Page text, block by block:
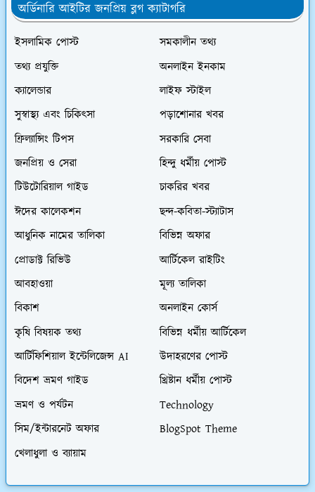
অর্ডিনারি আইটির জনপ্রিয় ব্লগ ক্যাটাগরি
ইসলামিক পোস্ট
সমকালীন তথ্য
তথ্য প্রযুক্তি
অনলাইন ইনকাম
ক্যালেন্ডার
লাইফ স্টাইল
সুস্বাস্থ্য এবং চিকিৎসা
পড়াশোনার খবর
ফ্রিল্যান্সিং টিপস
সরকারি সেবা
জনপ্রিয় ও সেরা
হিন্দু ধর্মীয় পোস্ট
টিউটোরিয়াল গাইড
চাকরির খবর
ঈদের কালেকশন
ছন্দ-কবিতা-স্ট্যাটাস
আধুনিক নামের তালিকা
বিভিন্ন অফার
প্রোডাক্ট রিভিউ
আর্টিকেল রাইটিং
আবহাওয়া
মূল্য তালিকা
বিকাশ
অনলাইন কোর্স
কৃষি বিষয়ক তথ্য
বিভিন্ন ধর্মীয় আর্টিকেল
আর্টিফিশিয়াল ইন্টেলিজেন্স AI
উদাহরণের পোস্ট
বিদেশ ভ্রমণ গাইড
খ্রিষ্টান ধর্মীয় পোস্ট
ভ্রমণ ও পর্যটন
Technology
সিম/ইন্টারনেট অফার
BlogSpot Theme
খেলাধুলা ও ব্যায়াম